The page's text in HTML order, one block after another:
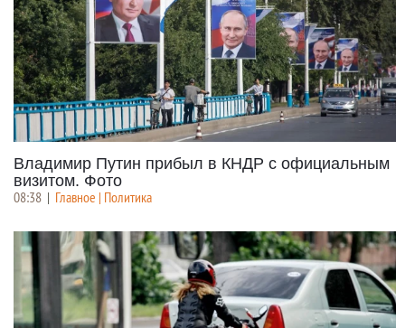
Владимир Путин прибыл в КНДР с официальным
визитом. Фото
08:38 Главное | Политика